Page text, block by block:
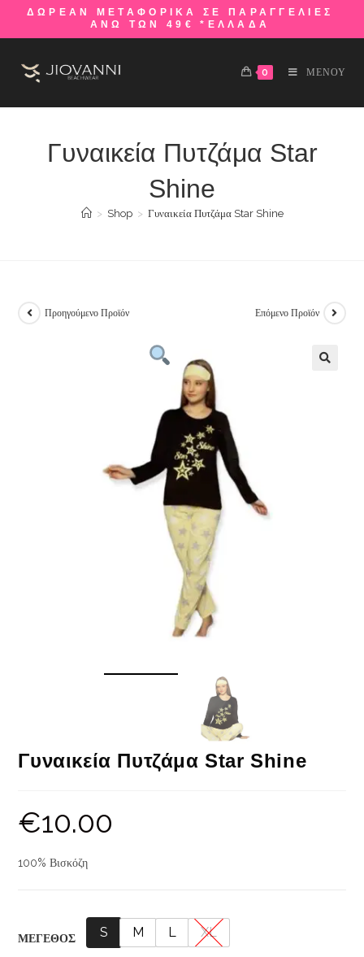
ΔΩΡΕΑΝ ΜΕΤΑΦΟΡΙΚΑ ΣΕ ΠΑΡΑΓΓΕΛΙΕΣ
ΑΝΩ ΤΩΝ 49€ *ΕΛΛΑΔΑ
0 ΜΕΝΟΥ
Γυναικεία Πυτζάμα Star
Shine
> Shop > Γυναικεία Πυτζάμα Star Shine
Προηγούμενο Προϊόν Επόμενο Προϊόν
Γυναικεία Πυτζάμα Star Shine
€10.00
100% Βισκόζη
ΜΕΓΕΘΟΣ S M L XL